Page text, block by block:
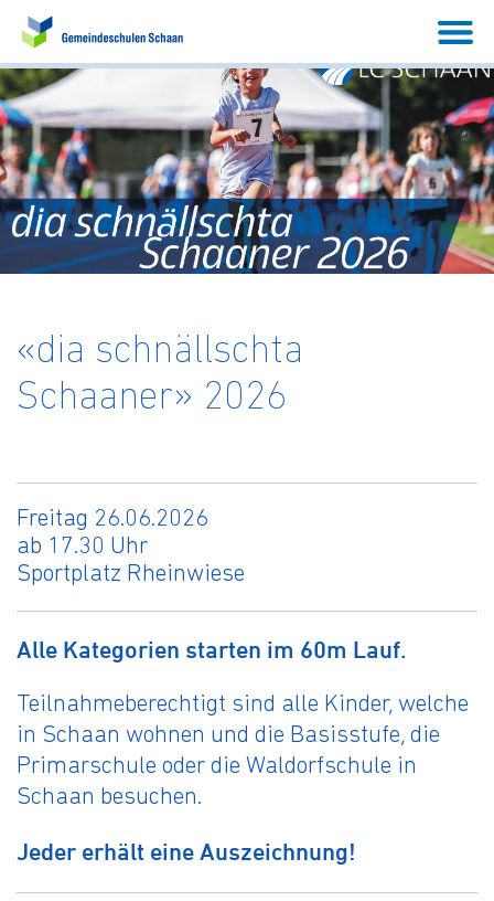
«dia schnällschta
Schaaner» 2026
Freitag 26.06.2026
ab 17.30 Uhr
Sportplatz Rheinwiese
Alle Kategorien starten im 60m Lauf.
Teilnahmeberechtigt sind alle Kinder, welche
in Schaan wohnen und die Basisstufe, die
Primarschule oder die Waldorfschule in
Schaan besuchen.
Jeder erhält eine Auszeichnung!